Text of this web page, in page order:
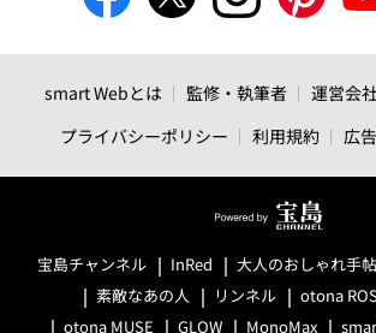
smart Webとは 監修・執筆者 運営会
プライバシーポリシー
利用規約 広
宝島チャンネル InRed 大人のおしゃれ手帖
素敵なあの人
リンネル otona
otona MUSE
GLOW MonoMax